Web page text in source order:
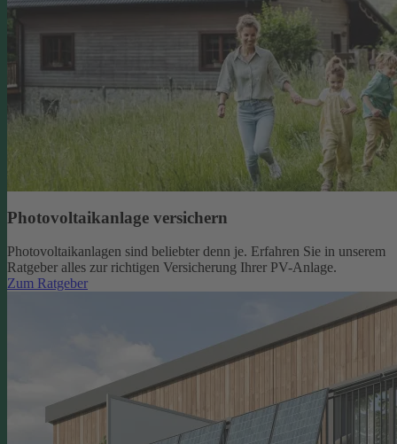
Photovoltaikanlage versichern
Photovoltaikanlagen sind beliebter denn je. Erfahren Sie in unserem
Ratgeber alles zur richtigen Versicherung Ihrer PV-Anlage.
Zum Ratgeber